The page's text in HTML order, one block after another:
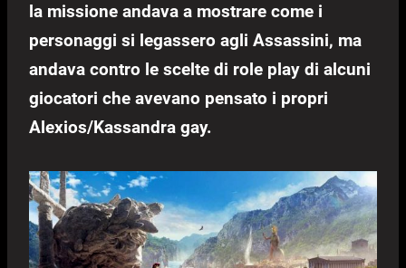
la missione andava a mostrare come i
personaggi si legassero agli Assassini, ma
andava contro le scelte di role play di alcuni
giocatori che avevano pensato i propri
Alexios/Kassandra gay.